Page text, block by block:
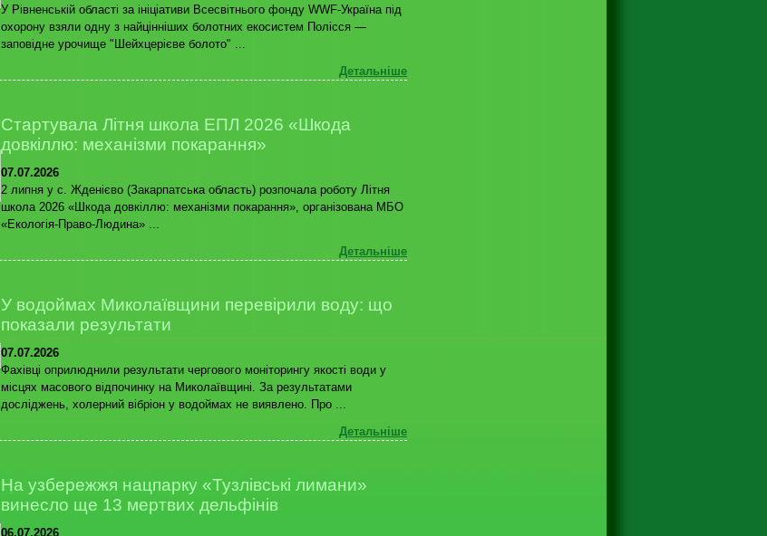
У Рівненській області за ініціативи Всесвітнього фонду WWF-Україна під
охорону взяли одну з найцінніших болотних екосистем Полісся —
заповідне урочище "Шейхцерієве болото" ...
Детальніше
Стартувала Літня школа ЕПЛ 2026 «Шкода
довкіллю: механізми покарання»
07.07.2026
2 липня у с. Жденієво (Закарпатська область) розпочала роботу Літня
школа 2026 «Шкода довкіллю: механізми покарання», організована МБО
«Екологія-Право-Людина» ...
Детальніше
У водоймах Миколаївщини перевірили воду: що
показали результати
07.07.2026
Фахівці оприлюднили результати чергового моніторингу якості води у
місцях масового відпочинку на Миколаївщині. За результатами
досліджень, холерний вібріон у водоймах не виявлено. Про ...
Детальніше
На узбережжя нацпарку «Тузлівські лимани»
винесло ще 13 мертвих дельфінів
06.07.2026